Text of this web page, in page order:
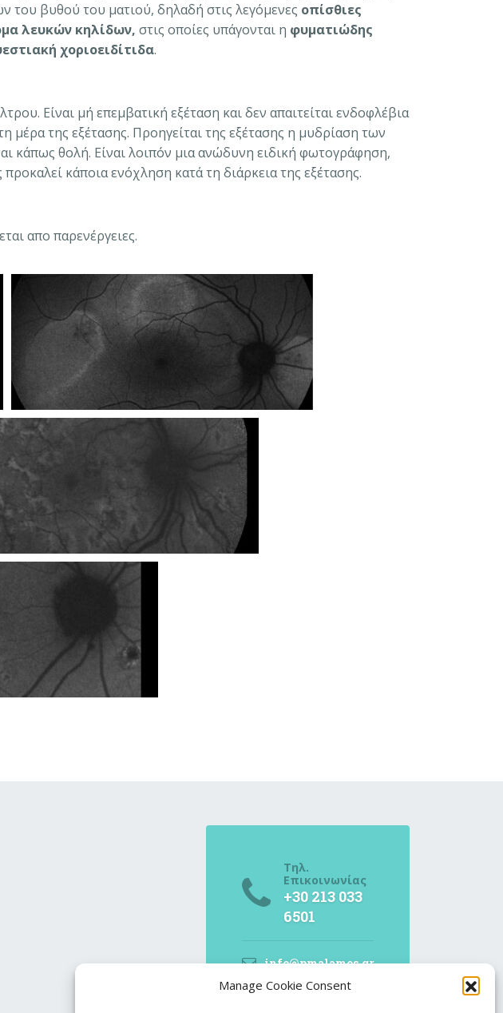
Manage Cookie Consent
του βυθού του ματιού, δηλαδή στις λεγόμενες οπίσθιες
λευκών κηλίδων, στις οποίες υπάγονται η φυματιώδης
χοριοειδίτιδα.
Είναι μή επεμβατική εξέταση και δεν απαιτείται ενδοφλέβια
μέρα της εξέτασης. Προηγείται της εξέτασης η μυδρίαση των
κάπως θολή. Είναι λοιπόν μια ανώδυνη ειδική φωτογράφηση,
κάποια ενόχληση κατά τη διάρκεια της εξέτασης.
απο παρενέργειες.
Τηλ.
Επικοινωνίας
+30 213 033
6501
info@pmalamos.gr
Βασ. Σοφίας 82